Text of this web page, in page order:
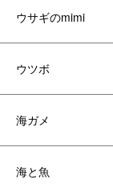
ウサギのmimi
ウツボ
海ガメ
海と魚